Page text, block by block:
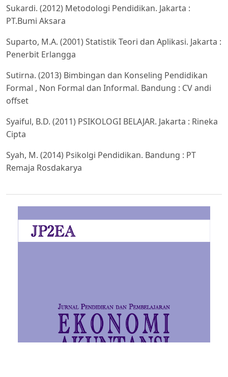
Sukardi. (2012) Metodologi Pendidikan. Jakarta :
PT.Bumi Aksara
Suparto, M.A. (2001) Statistik Teori dan Aplikasi. Jakarta :
Penerbit Erlangga
Sutirna. (2013) Bimbingan dan Konseling Pendidikan
Formal , Non Formal dan Informal. Bandung : CV andi
offset
Syaiful, B.D. (2011) PSIKOLOGI BELAJAR. Jakarta : Rineka
Cipta
Syah, M. (2014) Psikolgi Pendidikan. Bandung : PT
Remaja Rosdakarya